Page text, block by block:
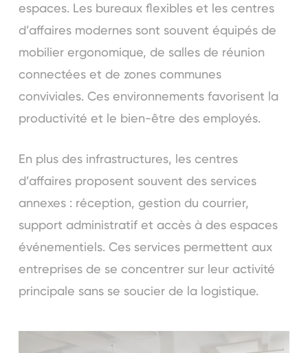
espaces. Les bureaux flexibles et les centres
d’affaires modernes sont souvent équipés de
mobilier ergonomique, de salles de réunion
connectées et de zones communes
conviviales. Ces environnements favorisent la
productivité et le bien-être des employés.
En plus des infrastructures, les centres
d’affaires proposent souvent des services
annexes : réception, gestion du courrier,
support administratif et accès à des espaces
événementiels. Ces services permettent aux
entreprises de se concentrer sur leur activité
principale sans se soucier de la logistique.